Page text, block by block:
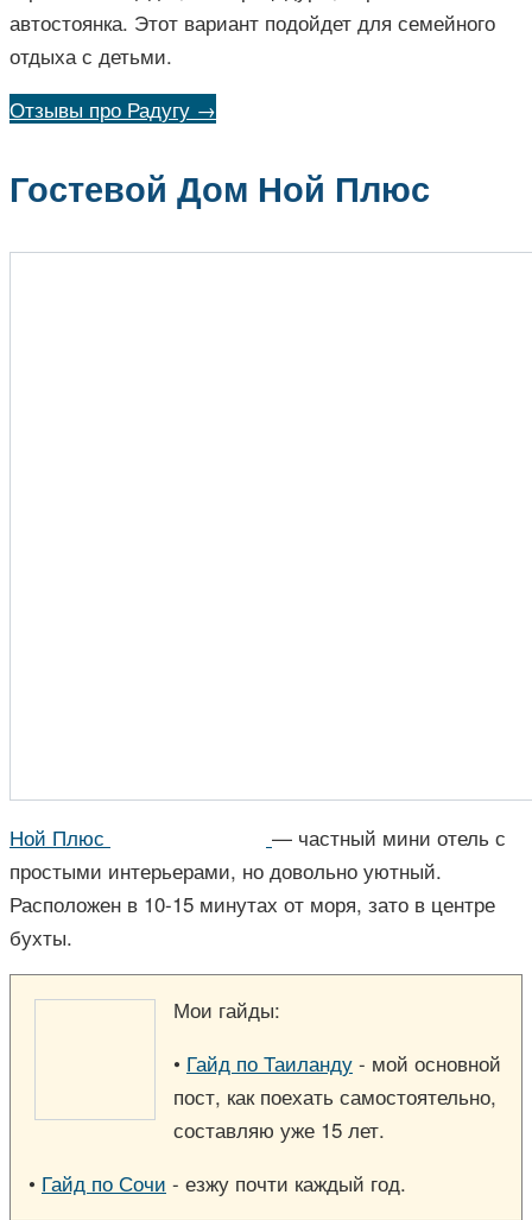
автостоянка. Этот вариант подойдет для семейного
отдыха с детьми.
Отзывы про Радугу →
Гостевой Дом Ной Плюс
Ной Плюс
— частный мини отель с
простыми интерьерами, но довольно уютный.
Расположен в 10-15 минутах от моря, зато в центре
бухты.
Мои гайды:
• Гайд по Таиланду - мой основной
пост, как поехать самостоятельно,
составляю уже 15 лет.
• Гайд по Сочи - езжу почти каждый год.